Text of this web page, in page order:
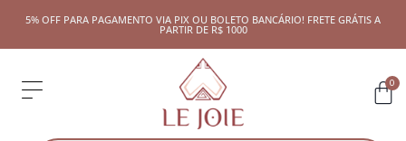
5% OFF PARA PAGAMENTO VIA PIX OU BOLETO BANCÁRIO! FRETE GRÁTIS A
PARTIR DE R$ 1000
0